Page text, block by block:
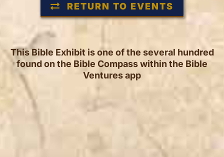
RETURN TO EVENTS
This Bible Exhibit is one of the several hundred
found on the Bible Compass within the Bible
Ventures app